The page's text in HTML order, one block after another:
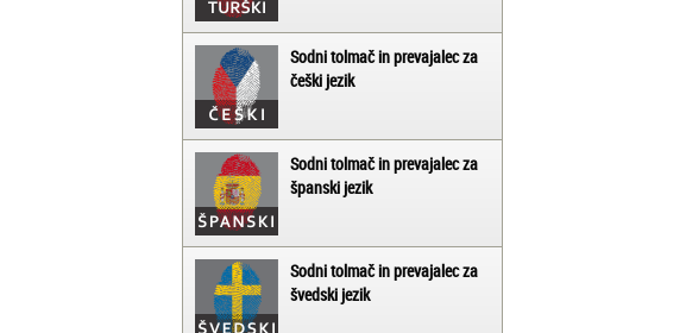
Sodni tolmač in prevajalec za
češki jezik
Sodni tolmač in prevajalec za
španski jezik
Sodni tolmač in prevajalec za
švedski jezik